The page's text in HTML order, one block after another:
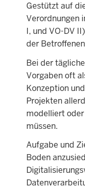
Gestützt auf
Verordnungen
I, und VO-DV
der
Bei der
Vorgaben oft
Konzeption
Projekten
modelliert
müssen.
Aufgabe und
Boden